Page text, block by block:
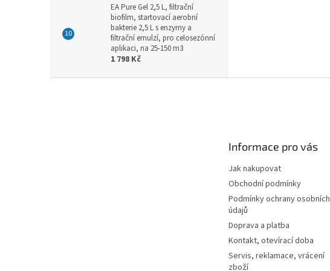
EA Pure Gel 2,5 L, filtrační
biofilm, startovací aerobní
bakterie 2,5 L s enzymy a
filtrační emulzí, pro celosezónní
aplikaci, na 25-150 m3
1 798 Kč
Informace pro vás
Jak nakupovat
Obchodní podmínky
Podmínky ochrany osobních
údajů
Doprava a platba
Kontakt, otevírací doba
Servis, reklamace, vrácení
zboží